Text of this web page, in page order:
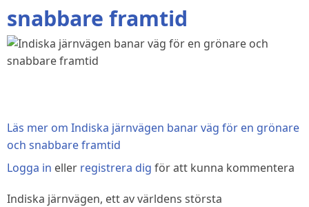
snabbare framtid
Läs mer om Indiska järnvägen banar väg för en grönare
och snabbare framtid
Logga in eller registrera dig för att kunna kommentera
Indiska järnvägen, ett av världens största